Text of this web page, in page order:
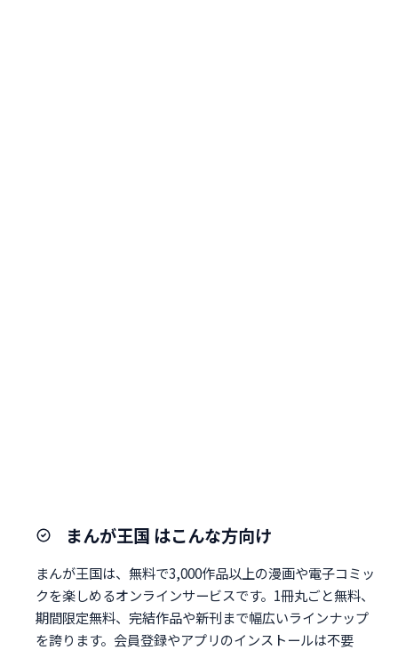
まんが王国 はこんな方向け
まんが王国は、無料で3,000作品以上の漫画や電子コミッ
クを楽しめるオンラインサービスです。1冊丸ごと無料、
期間限定無料、完結作品や新刊まで幅広いラインナップ
を誇ります。会員登録やアプリのインストールは不要